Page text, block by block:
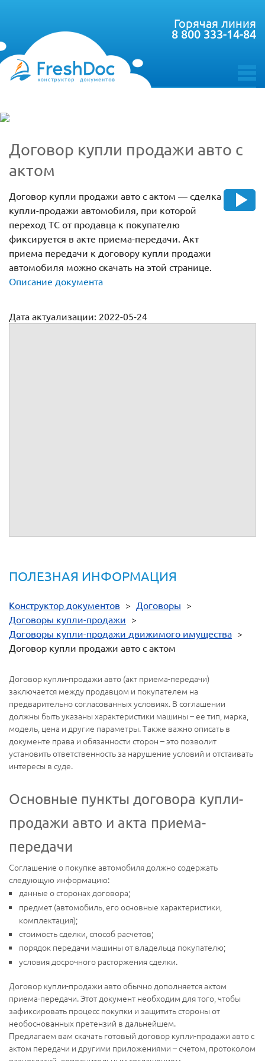
toggle
Горячая линия
8 800 333-14-84
Договор купли продажи авто с
актом
Договор купли продажи авто с актом — сделка
купли-продажи автомобиля, при которой
переход ТС от продавца к покупателю
фиксируется в акте приема-передачи. Акт
приема передачи к договору купли продажи
автомобиля можно скачать на этой странице.
Описание документа
Дата актуализации: 2022-05-24
ПОЛЕЗНАЯ ИНФОРМАЦИЯ
Конструктор документов > Договоры >
Договоры купли-продажи >
Договоры купли-продажи движимого имущества >
Договор купли продажи авто с актом
Договор купли-продажи авто (акт приема-передачи)
заключается между продавцом и покупателем на
предварительно согласованных условиях. В соглашении
должны быть указаны характеристики машины – ее тип, марка,
модель, цена и другие параметры. Также важно описать в
документе права и обязанности сторон – это позволит
установить ответственность за нарушение условий и отстаивать
интересы в суде.
Основные пункты договора купли-
продажи авто и акта приема-
передачи
Соглашение о покупке автомобиля должно содержать
следующую информацию:
данные о сторонах договора;
предмет (автомобиль, его основные характеристики,
комплектация);
стоимость сделки, способ расчетов;
порядок передачи машины от владельца покупателю;
условия досрочного расторжения сделки.
Договор купли-продажи авто обычно дополняется актом
приема-передачи. Этот документ необходим для того, чтобы
зафиксировать процесс покупки и защитить стороны от
необоснованных претензий в дальнейшем.
Предлагаем вам скачать готовый договор купли-продажи авто с
актом передачи и другими приложениями – счетом, протоколом